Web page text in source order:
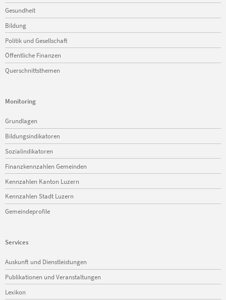
Gesundheit
Bildung
Politik und Gesellschaft
Öffentliche Finanzen
Querschnittsthemen
Monitoring
Navigation
überspringen
Grundlagen
Bildungsindikatoren
Sozialindikatoren
Finanzkennzahlen Gemeinden
Kennzahlen Kanton Luzern
Kennzahlen Stadt Luzern
Gemeindeprofile
Services
Navigation
überspringen
Auskunft und Dienstleistungen
Publikationen und Veranstaltungen
Lexikon